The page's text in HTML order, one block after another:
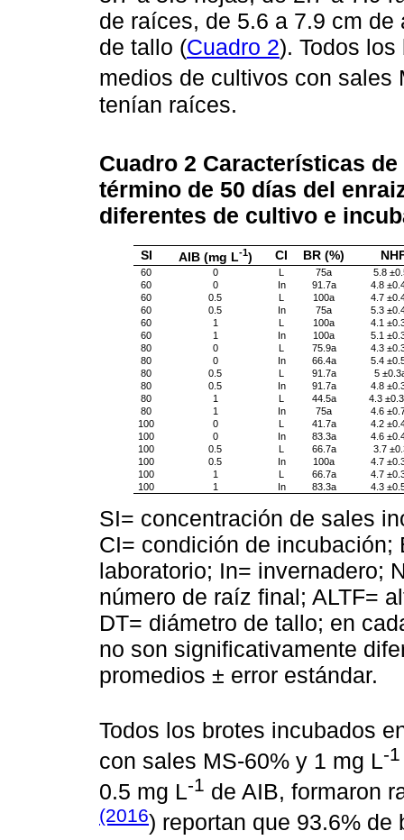
de raíces, de 5.6 a 7.9 cm
de tallo (Cuadro 2). Todos
medios de cultivos con sales
tenían raíces.
Cuadro 2 Características
término de 50 días del
diferentes de cultivo e
SI AIB (mg L-1) CI BR (%)
60 0 L 75a
5.8
60
0 In 91.7a
4.8
60
0.5 L 100a
4.7
60
0.5 In 75a
5.3
60
1 L 100a
4.1
60
1 In 100a
5.1
80
0 L 75.9a
4.3
80
0 In 66.4a
5.4
80
0.5 L 91.7a
5
80
0.5 In 91.7a
4.8
80
1 L 44.5a
4.3
80
1 In 75a
4.6
100
0 L 41.7a
4.2
100
0 In 83.3a
4.6
100
0.5 L 66.7a
3.7
100
0.5 In 100a
4.7
100
1 L 66.7a
4.7
100
1 In 83.3a 4.3
SI= concentración de sales
CI= condición de
laboratorio; In= invernadero;
número de raíz final; ALTF=
DT= diámetro de tallo; en
no son significativamente
promedios ± error estándar.
Todos los brotes incubados
con sales MS-60% y 1 mg L-1
0.5 mg L-1 de AIB, formaron
(2016) reportan que 93.6% de